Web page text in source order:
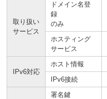
取り扱い
サービス
ドメイン名登
録
のみ
ホスティング
サービス
IPv6対応
ホスト情報
IPv6接続
署名鍵